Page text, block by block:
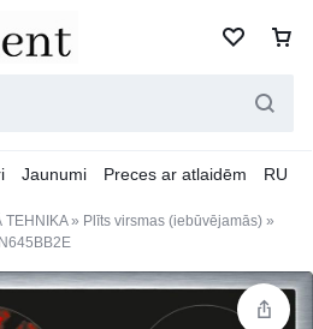
Jaunumi Preces ar atlaidēm RU
TEHNIKA» Plīts virsmas (iebūvējamās) »